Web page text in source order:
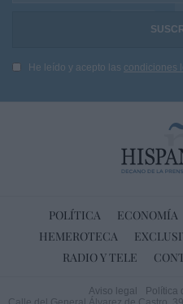
He leído y acepto las condiciones
POLÍTICA ECONOMÍA
HEMEROTECA
RADIO Y TELE
Aviso legal Política